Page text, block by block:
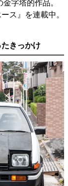
字塔的作品。
ス』を連載中。
きっかけ